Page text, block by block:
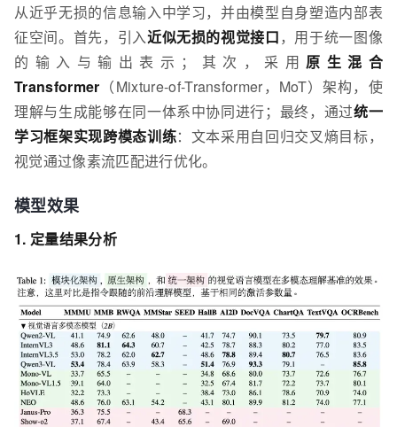
从近乎无损的信息输入中学习，并由模型自身塑造内部表
征空间。首先，引入近似无损的视觉接口，用于统一图像
的输入与输出表示；其次，采用 原生混合
Transformer （Mixture-of-Transformer，MoT）架构，使
理解与生成能够在同一体系中协同进行；最终，通过统一
学习框架实现跨模态训练：文本采用自回归交叉熵目标，
视觉通过像素流匹配进行优化。
模型效果
1. 定量结果分析